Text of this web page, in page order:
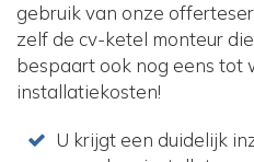
gebruik van onze
zelf de cv-ketel monteur
bespaart ook nog eens tot
installatiekosten!
U krijgt een duidelijk